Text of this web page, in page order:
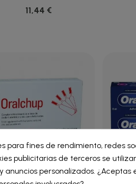
11,44 €
12 PASTILLAS
ORAL-B
en su lista de deseos.
para fines de rendimiento, redes
publicitarias de terceros se
personalizados. ¿Aceptas